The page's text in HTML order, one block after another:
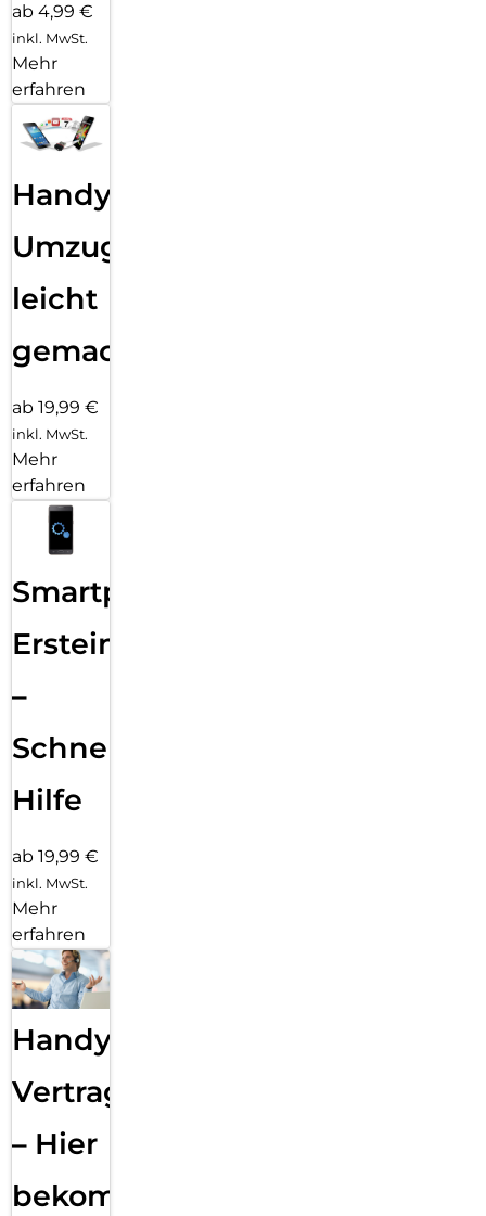
ab 4,99 €
inkl. MwSt.
Mehr
erfahren
Handy
Umzug
leicht
gemacht!
ab 19,99 €
inkl. MwSt.
Mehr
erfahren
Smartphone
Ersteinrichtung
–
Schnelle
Hilfe
ab 19,99 €
inkl. MwSt.
Mehr
erfahren
Handy
Vertragsabwicklung
– Hier
bekommst